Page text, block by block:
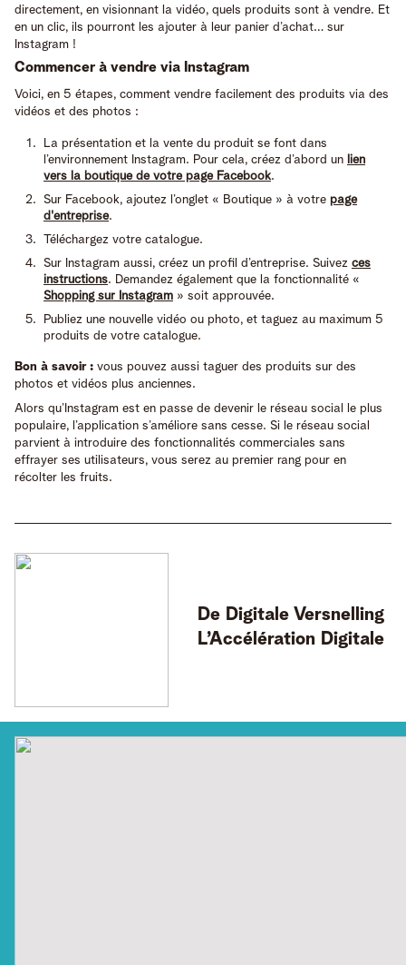
directement, en visionnant la vidéo, quels produits sont à vendre. Et
en un clic, ils pourront les ajouter à leur panier d’achat… sur
Instagram !
Commencer à vendre via Instagram
Voici, en 5 étapes, comment vendre facilement des produits via des
vidéos et des photos :
La présentation et la vente du produit se font dans
l’environnement Instagram. Pour cela, créez d’abord un lien
vers la boutique de votre page Facebook.
Sur Facebook, ajoutez l’onglet « Boutique » à votre page
d'entreprise.
Téléchargez votre catalogue.
Sur Instagram aussi, créez un profil d’entreprise. Suivez ces
instructions. Demandez également que la fonctionnalité «
Shopping sur Instagram » soit approuvée.
Publiez une nouvelle vidéo ou photo, et taguez au maximum 5
produits de votre catalogue.
Bon à savoir : vous pouvez aussi taguer des produits sur des
photos et vidéos plus anciennes.
Alors qu’Instagram est en passe de devenir le réseau social le plus
populaire, l’application s’améliore sans cesse. Si le réseau social
parvient à introduire des fonctionnalités commerciales sans
effrayer ses utilisateurs, vous serez au premier rang pour en
récolter les fruits.
De Digitale Versnelling
L’Accélération Digitale